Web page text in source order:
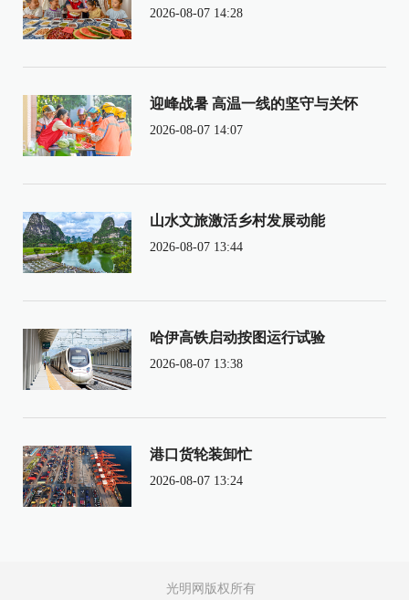
2026-08-07 14:28
迎峰战暑 高温一线的坚守与关怀
2026-08-07 14:07
山水文旅激活乡村发展动能
2026-08-07 13:44
哈伊高铁启动按图运行试验
2026-08-07 13:38
港口货轮装卸忙
2026-08-07 13:24
光明网版权所有